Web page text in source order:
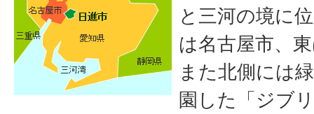
と三河の境に
は名古屋市、
また北側には
園した「ジブ